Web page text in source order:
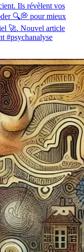
Ils révèlent vos
🔍💭 pour mieux
🚀. Nouvel article
#psychanalyse